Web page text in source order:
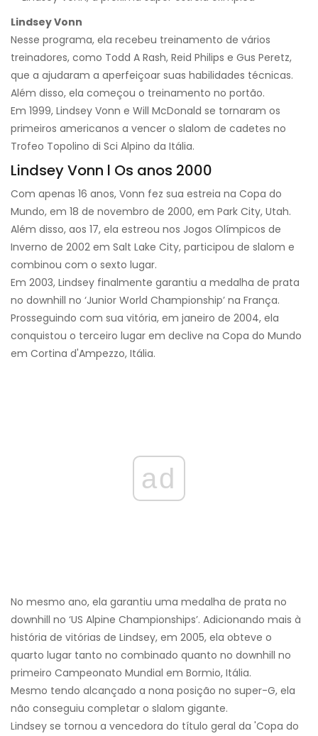
Lindsey Vonn
Nesse programa, ela recebeu treinamento de vários
treinadores, como Todd A Rash, Reid Philips e Gus Peretz,
que a ajudaram a aperfeiçoar suas habilidades técnicas.
Além disso, ela começou o treinamento no portão.
Em 1999, Lindsey Vonn e Will McDonald se tornaram os
primeiros americanos a vencer o slalom de cadetes no
Trofeo Topolino di Sci Alpino da Itália.
Lindsey Vonn l Os anos 2000
Com apenas 16 anos, Vonn fez sua estreia na Copa do
Mundo, em 18 de novembro de 2000, em Park City, Utah.
Além disso, aos 17, ela estreou nos Jogos Olímpicos de
Inverno de 2002 em Salt Lake City, participou de slalom e
combinou com o sexto lugar.
Em 2003, Lindsey finalmente garantiu a medalha de prata
no downhill no ‘Junior World Championship’ na França.
Prosseguindo com sua vitória, em janeiro de 2004, ela
conquistou o terceiro lugar em declive na Copa do Mundo
em Cortina d'Ampezzo, Itália.
ad
No mesmo ano, ela garantiu uma medalha de prata no
downhill no ‘US Alpine Championships’. Adicionando mais à
história de vitórias de Lindsey, em 2005, ela obteve o
quarto lugar tanto no combinado quanto no downhill no
primeiro Campeonato Mundial em Bormio, Itália.
Mesmo tendo alcançado a nona posição no super-G, ela
não conseguiu completar o slalom gigante.
Lindsey se tornou a vencedora do título geral da 'Copa do